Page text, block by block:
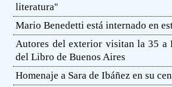
literatura''
Mario Benedetti está internado en
Autores del exterior visitan la 35 a
del Libro de Buenos Aires
Homenaje a Sara de Ibáñez en su